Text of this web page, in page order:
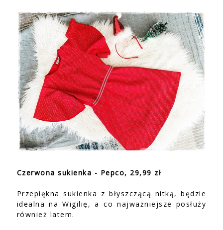
Czerwona sukienka - Pepco, 29,99 zł
Przepiękna sukienka z błyszczącą nitką, będzie
idealna na Wigilię, a co najważniejsze posłuży
również latem.